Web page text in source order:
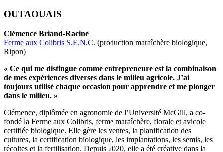
OUTAOUAIS
Clémence Briand-Racine
Ferme aux Colibris S.E.N.C. (production maraîchère biologique,
Ripon)
« Ce qui me distingue comme entrepreneure est la combinaison
de mes expériences diverses dans le milieu agricole. J’ai
toujours utilisé chaque occasion pour apprendre et me plonger
dans le milieu. »
Clémence, diplômée en agronomie de l’Université McGill, a co-
fondé la Ferme aux Colibris, ferme maraîchère, florale et avicole
certifiée biologique. Elle gère les ventes, la planification des
cultures, la certification biologique, les implantations, les semis, les
récoltes et la fertilisation. Depuis 2020, elle a été créative dans la